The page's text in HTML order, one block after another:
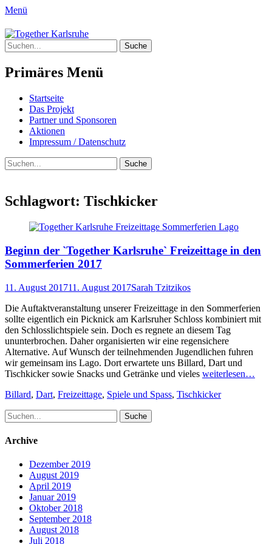
Menü
Together Karlsruhe
Integration von jungen Menschen mit
Fluchterfahrung und
Migrationshintergrund
Suche
nach:
Primäres Menü
Springe
zum
Inhalt
Startseite
Das Projekt
Partner und Sponsoren
Aktionen
Impressum / Datenschutz
Suchen
Suche
nach:
Schlagwort: Tischkicker
Beginn der `Together Karlsruhe` Freizeittage in den
Sommerferien 2017
Posted
11. August 201711. August 2017Author
Sarah Tzitzikos
Die Auftaktveranstaltung unserer Freizeittage in den Sommerferien
sollte eigentlich ein Picknick am Karlsruher Schloss kombiniert mit
den Schlosslichtspiele sein. Doch es regnete an diesem Tag
ununterbrochen. Daher organisierten wir eine regensichere
Alternative. Auf Wunsch der teilnehmenden Jugendlichen fuhren
wir gemeinsam ins Lago. Dort erwartete uns Billard, Dart und
Tischkicker sowie Snacks und Getränke und vieles weiterlesen…
Schlagworte
Billard, Dart, Freizeittage, Spiele und Spass, Tischkicker
Suche
nach:
Archive
Dezember 2019
August 2019
April 2019
Januar 2019
Oktober 2018
September 2018
August 2018
Juli 2018